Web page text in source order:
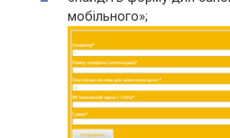
мобільного»;